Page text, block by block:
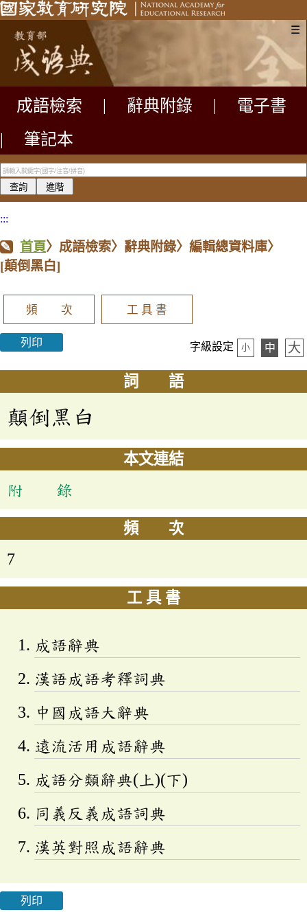
☰
成語檢索 辭典附錄
電子書
|
筆記本
:::
首頁〉成語檢索〉辭典附錄〉編輯總資料庫〉
[顛倒黑白]
頻 次 工 具 書
列印 字級設定 小 中 大
詞 語
顛倒黑白
本文連結
附 錄
頻 次
7
工 具 書
成語辭典
漢語成語考釋詞典
中國成語大辭典
遠流活用成語辭典
成語分類辭典(上)(下)
同義反義成語詞典
漢英對照成語辭典
列印